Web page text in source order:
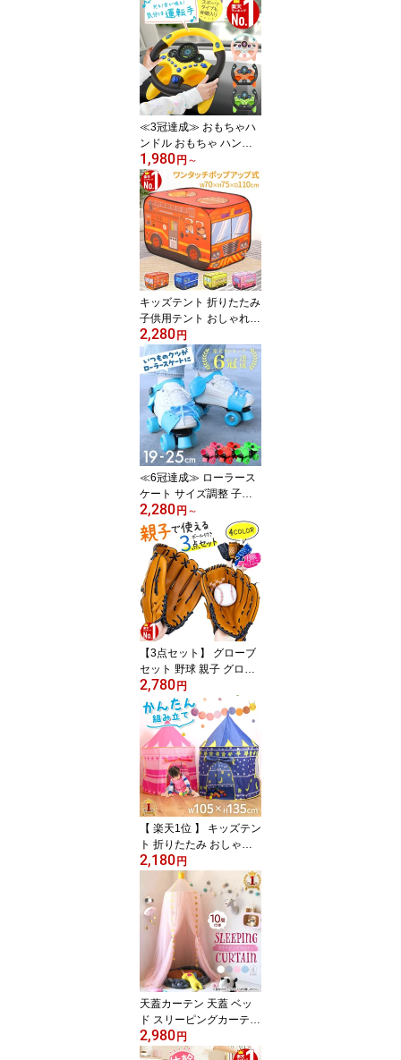
り ぶら下がり キッズ 折
りたたみ 折り畳み 収納
棒 大型遊具 特訓 運動 鉄
棒練習 てつぼう 安全 安
心 こども 幼稚園 子供用
トレーニング室内干し 物
干し コンパクト 安定
≪3冠達成≫ おもちゃハ
ンドル おもちゃ ハンド
ル カー ハンドルおもち
ゃ 本格的 車につける 運
転 後部座席 チャイルド
シート ベビーカー 子ど
も 子供 車 後部 座席 ギフ
ト ドライブ 2歳 3歳 4歳
エンジン 玩具 知育玩具
室内 イエロー オレンジ
グリーン ピンク
1,980 円 ～
キッズテント 折りたたみ
子供用テント おしゃれ
ポップアップ キッズ 女
の子 折りたたみ式 キッ
ズ テント ハウス コンパ
クト ベビー 小学生 プレ
ゼント 男の子 秘密基地
キッズテント室内 ハウス
消防車 パトカー バス ア
イスクリーム プレイハウ
ス 車 小さな家 持ち運び
2,280 円
≪6冠達成≫ ローラース
ケート サイズ調整 子供
ローラーシューズ 大人
靴 くつ スニーカー ロー
ラー シューズ 男の子 女
の子 子ども こども 4輪
着脱 サイズ 調節 可能 小
学生 ジュニア ブルー ピ
ンク レッド グリーン 孫
メンズ レディース ユニ
セックス かわいい
2,280 円 ～
【3点セット】 グローブ
セット 野球 親子 グロー
ブセット キャッチボール
セット 野球グローブ セ
ット 少年 子 キッズ 子供
用 大人用 ボール付き キ
ャッチボール ジュニア用
成人用 野球ボールセット
低学年 ソフトボール練習
遊び
2,780 円
【 楽天1位 】 キッズテン
ト 折りたたみ おしゃれ
ポップアップ キッズ 女
の子 折りたたみ式 キッ
ズ テント ハウス コンパ
クト 秘密基地 お城 テン
トハウス ハウステント
キッズハウス ブルー ピ
ンク かわいい 屋内 室内
ボールハウス 青 ピンク
ブルー お姫様ごっこ
2,180 円
天蓋カーテン 天蓋 ベッ
ド スリーピングカーテン
カーテン モスキートネッ
ト 蚊帳 かや 防蚊 防虫 お
2,980 円